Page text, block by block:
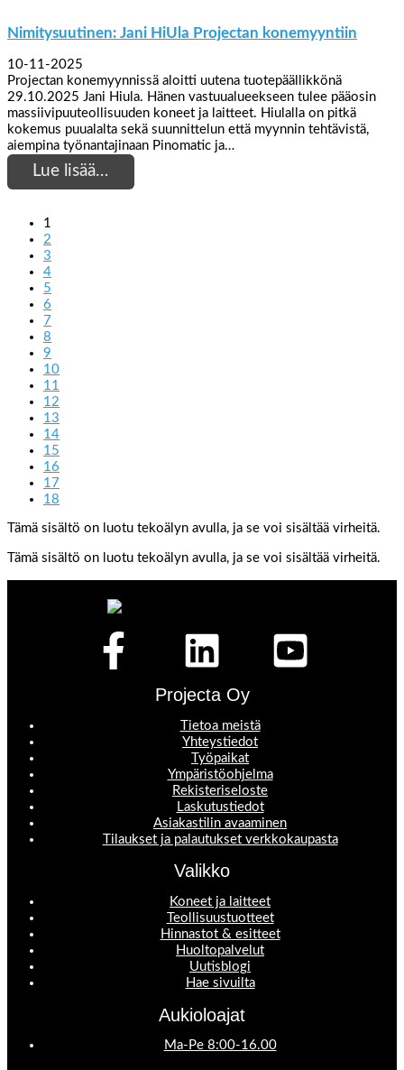
Nimitysuutinen: Jani HiUla Projectan konemyyntiin
10-11-2025
Projectan konemyynnissä aloitti uutena tuotepäällikkönä
29.10.2025 Jani Hiula. Hänen vastuualueekseen tulee pääosin
massiivipuuteollisuuden koneet ja laitteet. Hiulalla on pitkä
kokemus puualalta sekä suunnittelun että myynnin tehtävistä,
aiempina työnantajinaan Pinomatic ja…
Lue lisää…
1
2
3
4
5
6
7
8
9
10
11
12
13
14
15
16
17
18
Tämä sisältö on luotu tekoälyn avulla, ja se voi sisältää virheitä.
Tämä sisältö on luotu tekoälyn avulla, ja se voi sisältää virheitä.
Projecta Oy
Tietoa meistä
Yhteystiedot
Työpaikat
Ympäristöohjelma
Rekisteriseloste
Laskutustiedot
Asiakastilin avaaminen
Tilaukset ja palautukset verkkokaupasta
Valikko
Koneet ja laitteet
Teollisuustuotteet
Hinnastot & esitteet
Huoltopalvelut
Uutisblogi
Hae sivuilta
Aukioloajat
Ma-Pe 8:00-16.00